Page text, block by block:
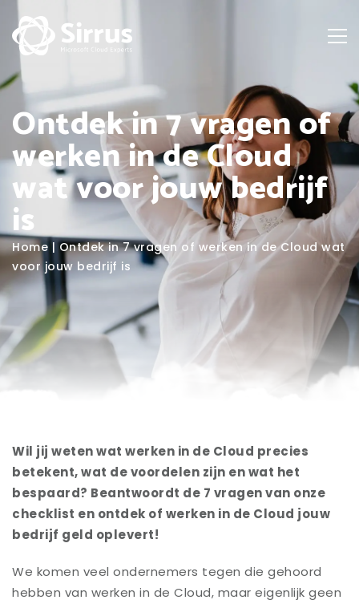
Ontdek in 7 vragen of
werken in de Cloud
wat voor jouw bedrijf
is
Home | Ontdek in 7 vragen of werken in de Cloud wat
voor jouw bedrijf is
Wil jij weten wat werken in de Cloud precies
betekent, wat de voordelen zijn en wat het
bespaard? Beantwoordt de 7 vragen van onze
checklist en ontdek of werken in de Cloud jouw
bedrijf geld oplevert!
We komen veel ondernemers tegen die gehoord
hebben van werken in de Cloud, maar eigenlijk geen